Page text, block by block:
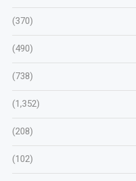
(370)
(490)
(738)
(1,352)
(208)
(102)